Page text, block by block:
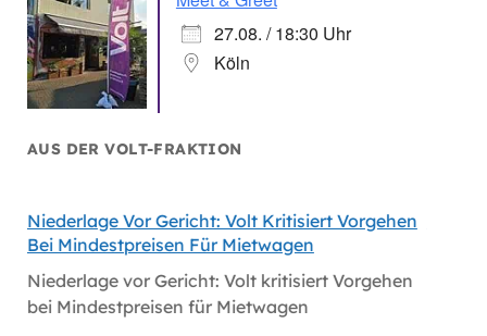
27.08. / 18:30 Uhr
Köln
AUS DER VOLT-FRAKTION
Niederlage Vor Gericht: Volt Kritisiert Vorgehen
Bei Mindestpreisen Für Mietwagen
Niederlage vor Gericht: Volt kritisiert Vorgehen
bei Mindestpreisen für Mietwagen